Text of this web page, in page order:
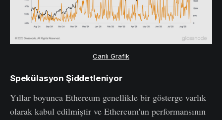
Canlı Grafik
Spekülasyon Şiddetleniyor
Yıllar boyunca Ethereum genellikle bir gösterge varlık
olarak kabul edilmiştir ve Ethereum'un performansının